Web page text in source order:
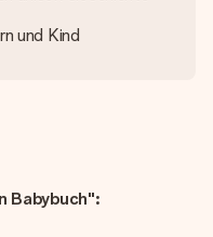
und Kind
Babybuch":